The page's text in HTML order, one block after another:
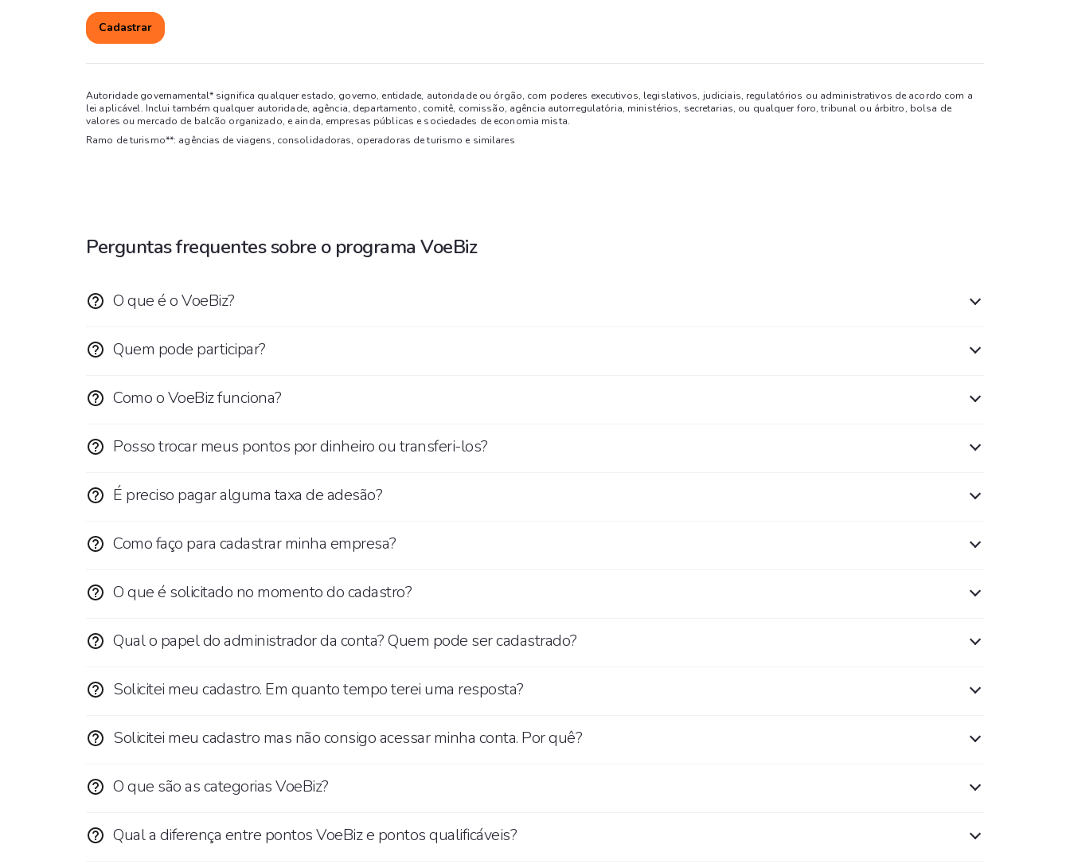
Cadastrar
Autoridade governamental* significa qualquer estado, governo, entidade, autoridade ou órgão, com poderes executivos, legislativos, judiciais, regulatórios ou administrativos de acordo com a
lei aplicável. Inclui também qualquer autoridade, agência, departamento, comitê, comissão, agência autorregulatória, ministérios, secretarias, ou qualquer foro, tribunal ou árbitro, bolsa de
valores ou mercado de balcão organizado, e ainda, empresas públicas e sociedades de economia mista.
Ramo de turismo**: agências de viagens, consolidadoras, operadoras de turismo e similares
Perguntas frequentes sobre o programa VoeBiz
O que é o VoeBiz?
Quem pode participar?
Como o VoeBiz funciona?
Posso trocar meus pontos por dinheiro ou transferi-los?
É preciso pagar alguma taxa de adesão?
Como faço para cadastrar minha empresa?
O que é solicitado no momento do cadastro?
Qual o papel do administrador da conta? Quem pode ser cadastrado?
Solicitei meu cadastro. Em quanto tempo terei uma resposta?
Solicitei meu cadastro mas não consigo acessar minha conta. Por quê?
O que são as categorias VoeBiz?
Qual a diferença entre pontos VoeBiz e pontos qualificáveis?